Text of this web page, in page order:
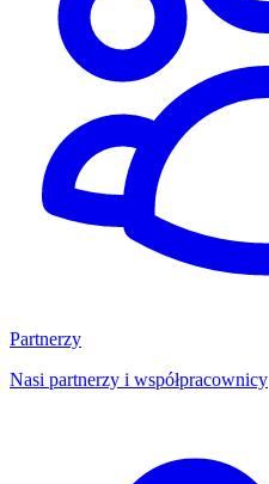
Partnerzy
Nasi partnerzy i współpracownicy